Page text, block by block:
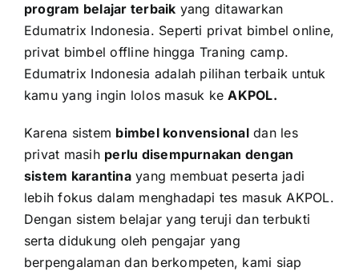
program belajar terbaik yang ditawarkan
Edumatrix Indonesia. Seperti privat bimbel online,
privat bimbel offline hingga Traning camp.
Edumatrix Indonesia adalah pilihan terbaik untuk
kamu yang ingin lolos masuk keAKPOL.
Karena sistem bimbel konvensionaldan les
privat masih perlu disempurnakan dengan
sistem karantinayang membuat peserta jadi
lebih fokus dalam menghadapi tes masuk AKPOL.
Dengan sistem belajar yang teruji dan terbukti
serta didukung oleh pengajar yang
berpengalaman dan berkompeten, kami siap